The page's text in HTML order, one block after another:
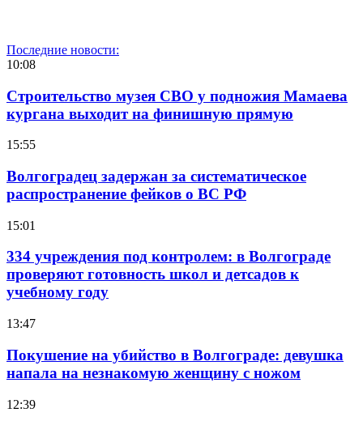
Последние новости:
10:08
Строительство музея СВО у подножия Мамаева
кургана выходит на финишную прямую
15:55
Волгоградец задержан за систематическое
распространение фейков о ВС РФ
15:01
334 учреждения под контролем: в Волгограде
проверяют готовность школ и детсадов к
учебному году
13:47
Покушение на убийство в Волгограде: девушка
напала на незнакомую женщину с ножом
12:39